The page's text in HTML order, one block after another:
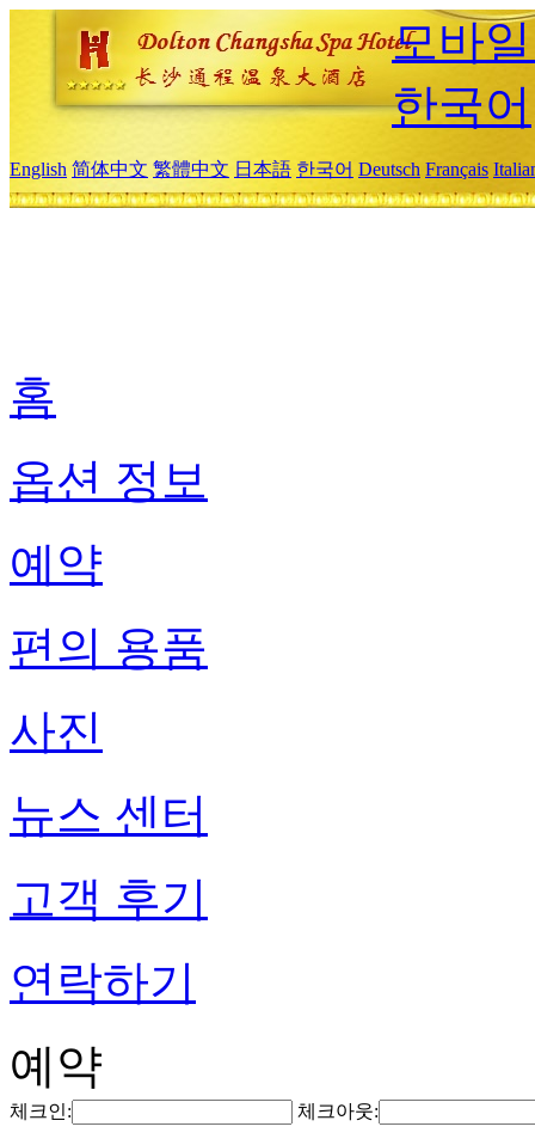
모바
한국어
English 简体中文 繁體中文 日本語 한국어 Deutsch Français
홈
옵션 정보
예약
편의 용품
사진
뉴스 센터
고객 후기
연락하기
예약
체크인: 체크아웃: